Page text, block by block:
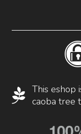
This eshop
caoba tree